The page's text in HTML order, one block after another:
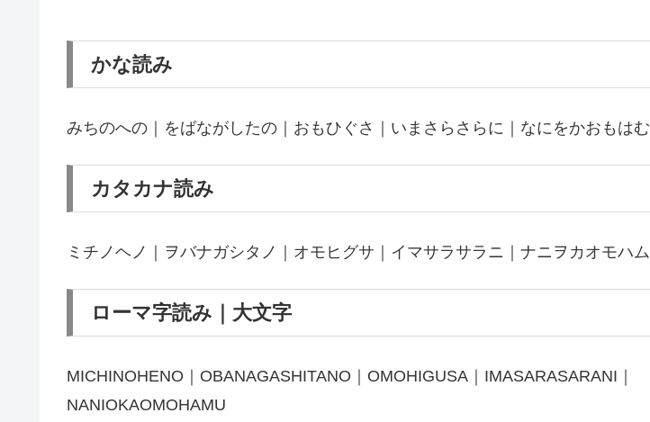
かな読み
みちのへの｜をばながしたの｜おもひぐさ｜いまさらさらに｜なにをかおもはむ
カタカナ読み
ミチノヘノ｜ヲバナガシタノ｜オモヒグサ｜イマサラサラニ｜ナニヲカオモハム
ローマ字読み｜大文字
MICHINOHENO｜OBANAGASHITANO｜OMOHIGUSA｜IMASARASARANI｜
NANIOKAOMOHAMU